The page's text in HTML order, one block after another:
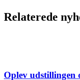
Relaterede
Oplev udstillingen